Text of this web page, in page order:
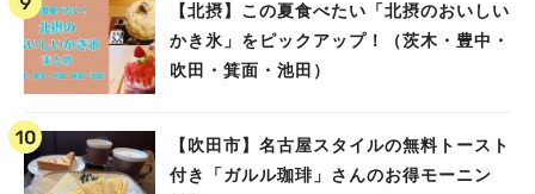
【北摂】この夏食べたい「北摂のおいしい
かき氷」をピックアップ！（茨木・豊中・
吹田・箕面・池田）
【吹田市】名古屋スタイルの無料トースト
付き「ガルル珈琲」さんのお得モーニン